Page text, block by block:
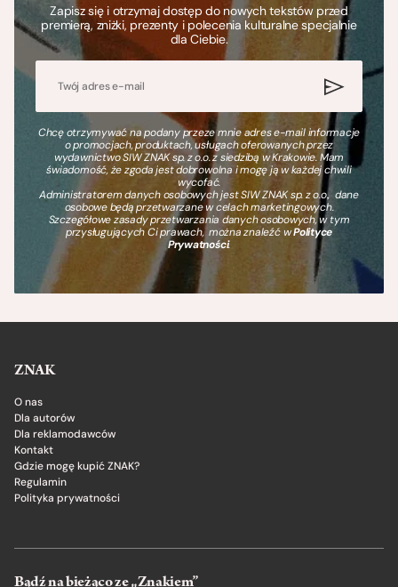
Zapisz się i otrzymaj dostęp do nowych tekstów przed
premierą, zniżki, prezenty i polecenia kulturalne specjalnie
dla Ciebie.
Chcę otrzymywać na podany przeze mnie adres e-mail informacje
o promocjach, produktach, usługach oferowanych przez
wydawnictwo SIW ZNAK sp. z o.o. z siedzibą w Krakowie. Mam
świadomość, że zgoda jest dobrowolna i mogę ją w każdej chwili
wycofać.
Administratorem danych osobowych jest SIW ZNAK sp. z o.o., dane
osobowe będą przetwarzane w celach marketingowych.
Szczegółowe zasady przetwarzania danych osobowych, w tym
przysługujących Ci prawach, można znaleźć wPolityce
Prywatności.
ZNAK
O nas
Dla autorów
Dla reklamodawców
Kontakt
Gdzie mogę kupić ZNAK?
Regulamin
Polityka prywatności
Bądź na bieżąco ze „Znakiem”